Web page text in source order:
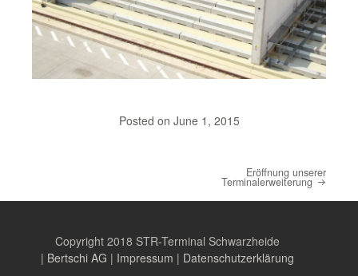
Posted on June 1, 2015
Eröffnung unserer
Terminalerweiterung
Copyright 2018 STR-Terminal Schwarzheide
| Bertschi AG | Impressum | Datenschutzerklärung